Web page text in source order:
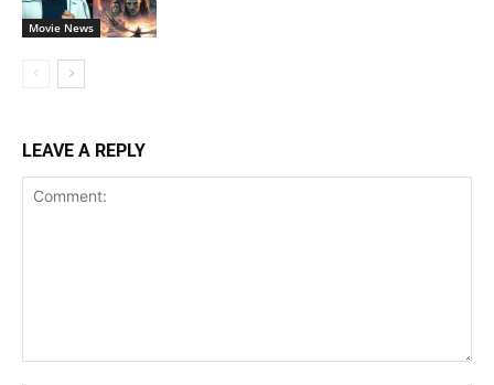
Movie News
LEAVE A REPLY